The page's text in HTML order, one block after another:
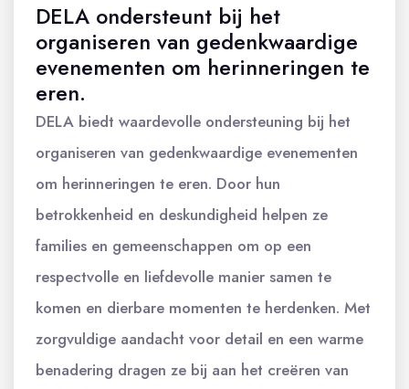
DELA ondersteunt bij het
organiseren van gedenkwaardige
evenementen om herinneringen te
eren.
DELA biedt waardevolle ondersteuning bij het
organiseren van gedenkwaardige evenementen
om herinneringen te eren. Door hun
betrokkenheid en deskundigheid helpen ze
families en gemeenschappen om op een
respectvolle en liefdevolle manier samen te
komen en dierbare momenten te herdenken. Met
zorgvuldige aandacht voor detail en een warme
benadering dragen ze bij aan het creëren van